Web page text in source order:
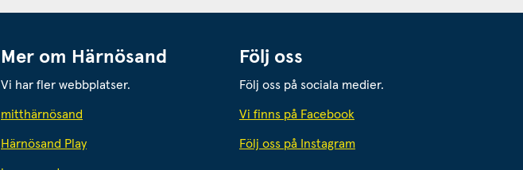
Mer om Härnösand
Vi har fler webbplatser.
mitthärnösand
Härnösand Play
Följ oss
Följ oss på sociala medier.
Vi finns på Facebook
Följ oss på Instagram